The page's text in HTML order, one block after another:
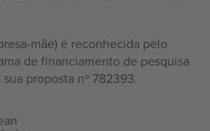
mãe) é reconhecida pelo
de financiamento de pesquisa
proposta nº 782393.